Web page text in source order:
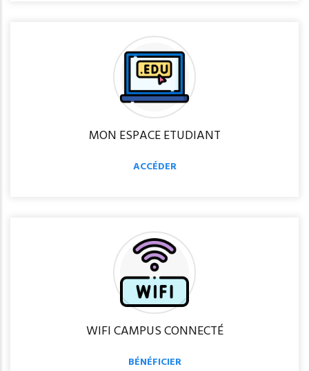
MON ESPACE ETUDIANT
ACCÉDER
WIFI CAMPUS CONNECTÉ
BÉNÉFICIER